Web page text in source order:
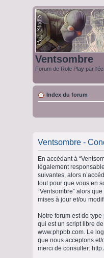
Ventsombre
Forum de Role Play par
Index du forum
Ventsombre -
En accédant à
légalement
suivantes, alors
tout pour que vous en
“Ventsombre” alors
mises à jour et/ou
Notre forum est de type
qui est un script libre
www.phpbb.com . Le
que nous acceptons et/
merci de consulter: